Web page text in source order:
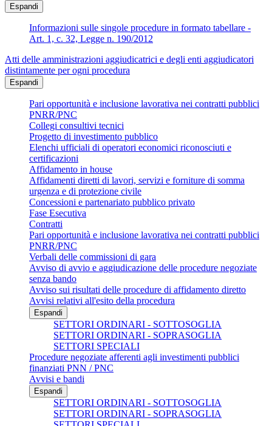
Espandi
Informazioni sulle singole procedure in formato tabellare -
Art. 1, c. 32, Legge n. 190/2012
Atti delle amministrazioni aggiudicatrici e degli enti aggiudicatori
distintamente per ogni procedura
Espandi
Pari opportunità e inclusione lavorativa nei contratti pubblici
PNRR/PNC
Collegi consultivi tecnici
Progetto di investimento pubblico
Elenchi ufficiali di operatori economici riconosciuti e
certificazioni
Affidamento in house
Affidamenti diretti di lavori, servizi e forniture di somma
urgenza e di protezione civile
Concessioni e partenariato pubblico privato
Fase Esecutiva
Contratti
Pari opportunità e inclusione lavorativa nei contratti pubblici
PNRR/PNC
Verbali delle commissioni di gara
Avviso di avvio e aggiudicazione delle procedure negoziate
senza bando
Avviso sui risultati delle procedure di affidamento diretto
Avvisi relativi all'esito della procedura
Espandi
SETTORI ORDINARI - SOTTOSOGLIA
SETTORI ORDINARI - SOPRASOGLIA
SETTORI SPECIALI
Procedure negoziate afferenti agli investimenti pubblici
finanziati PNN / PNC
Avvisi e bandi
Espandi
SETTORI ORDINARI - SOTTOSOGLIA
SETTORI ORDINARI - SOPRASOGLIA